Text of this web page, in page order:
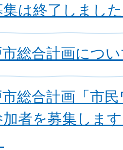
集は終了しまし
総合計画につ
総合計画「市
者を募集しま